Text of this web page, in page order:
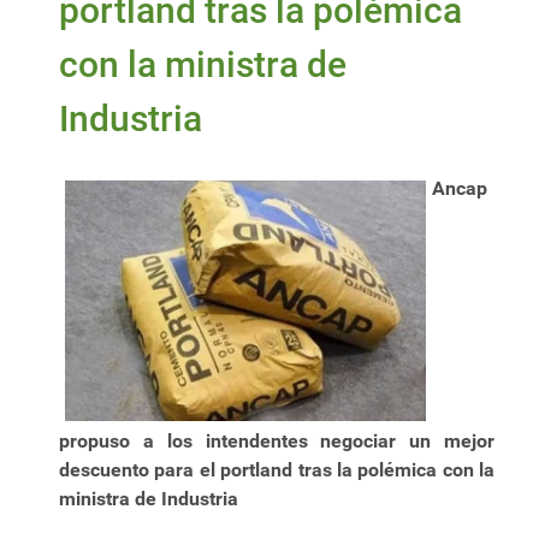
portland tras la polémica
con la ministra de
Industria
Ancap
propuso a los intendentes negociar un mejor
descuento para el portland tras la polémica con la
ministra de Industria